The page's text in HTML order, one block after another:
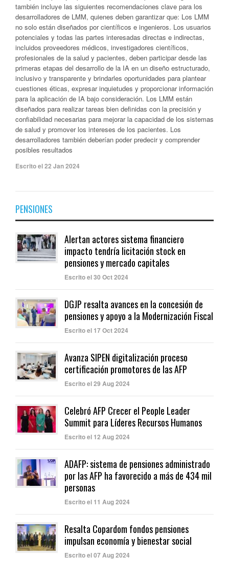
también incluye las siguientes recomendaciones clave para los
desarrolladores de LMM, quienes deben garantizar que: Los LMM
no solo están diseñados por científicos e ingenieros. Los usuarios
potenciales y todas las partes interesadas directas e indirectas,
incluidos proveedores médicos, investigadores científicos,
profesionales de la salud y pacientes, deben participar desde las
primeras etapas del desarrollo de la IA en un diseño estructurado,
inclusivo y transparente y brindarles oportunidades para plantear
cuestiones éticas, expresar inquietudes y proporcionar información
para la aplicación de IA bajo consideración. Los LMM están
diseñados para realizar tareas bien definidas con la precisión y
confiabilidad necesarias para mejorar la capacidad de los sistemas
de salud y promover los intereses de los pacientes. Los
desarrolladores también deberían poder predecir y comprender
posibles resultados
Escrito el 22 Jan 2024
PENSIONES
Alertan actores sistema financiero
impacto tendría licitación stock en
pensiones y mercado capitales
Escrito el 30 Oct 2024
DGJP resalta avances en la concesión de
pensiones y apoyo a la Modernización Fiscal
Escrito el 17 Oct 2024
Avanza SIPEN digitalización proceso
certificación promotores de las AFP
Escrito el 29 Aug 2024
Celebró AFP Crecer el People Leader
Summit para Líderes Recursos Humanos
Escrito el 12 Aug 2024
ADAFP: sistema de pensiones administrado
por las AFP ha favorecido a más de 434 mil
personas
Escrito el 11 Aug 2024
Resalta Copardom fondos pensiones
impulsan economía y bienestar social
Escrito el 07 Aug 2024